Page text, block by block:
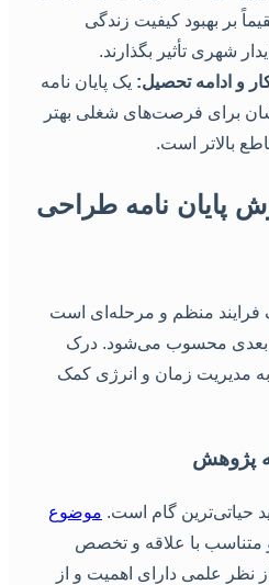
بهبود کیفیت زندگی
تأثیر بگذارند.
ادامه تحصیل:یک پایان نامه
فرصت‌های شغلی بهتر
است.
نامه طراحی
منظم و مرحله‌ای است
محسوب می‌شود. درک
زمان و انرژی کمک
گام است.موضوع
با علاقه و تخصص
علمی دارای اهمیت و از